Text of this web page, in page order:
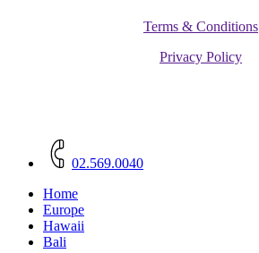
Terms & Conditions
Privacy Policy
Menu
02.569.0040
Home
Europe
Hawaii
Bali